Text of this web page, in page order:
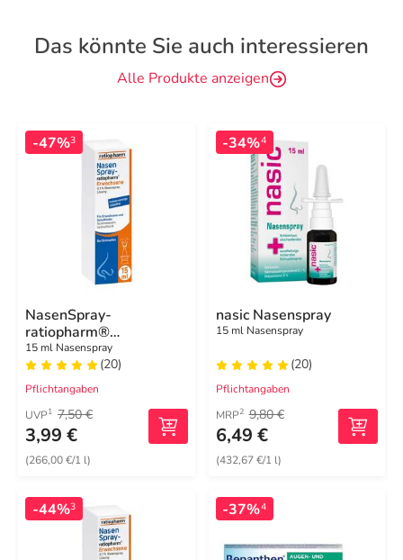
Das könnte Sie auch interessieren
Alle Produkte anzeigen
-47%3
NasenSpray-
ratiopharm®
Erwachsene
15 ml Nasenspray
(20)
Pflichtangaben
UVP1 7,50 €
3,99 €
(266,00 €/1 l)
-34%4
nasic Nasenspray
15 ml Nasenspray
(20)
Pflichtangaben
MRP2 9,80 €
6,49 €
(432,67 €/1 l)
-44%3 -37%4